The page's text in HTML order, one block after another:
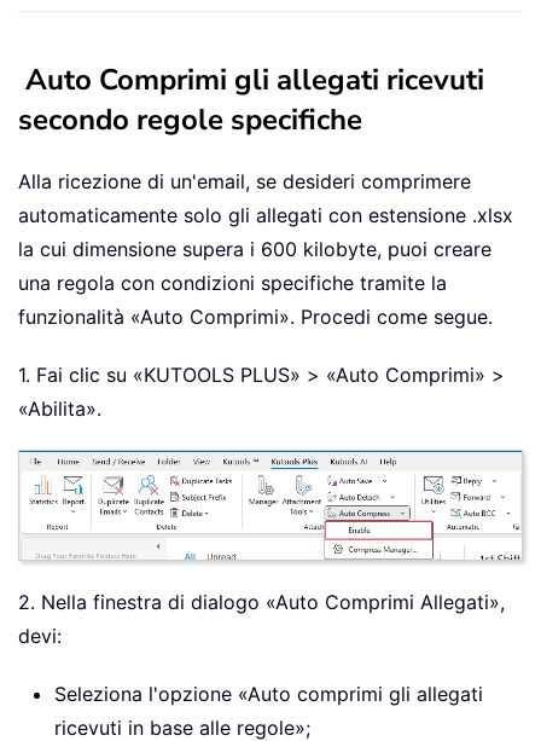
Auto Comprimi gli allegati ricevuti
secondo regole specifiche
Alla ricezione di un'email, se desideri comprimere
automaticamente solo gli allegati con estensione .xlsx
la cui dimensione supera i 600 kilobyte, puoi creare
una regola con condizioni specifiche tramite la
funzionalità «Auto Comprimi». Procedi come segue.
1. Fai clic su «KUTOOLS PLUS» > «Auto Comprimi» >
«Abilita».
2. Nella finestra di dialogo «Auto Comprimi Allegati»,
devi:
Seleziona l'opzione «Auto comprimi gli allegati
ricevuti in base alle regole»;